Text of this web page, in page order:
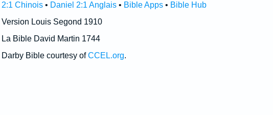
2:1 Chinois• Daniel 2:1 Anglais• Bible Apps• Bible Hub
Version Louis Segond 1910
La Bible David Martin 1744
Darby Bible courtesy ofCCEL.org.